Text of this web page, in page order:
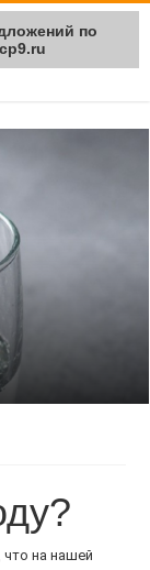
на нашей
по